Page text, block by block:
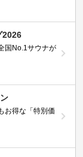
2026
国No.1サウナが
お得な「特別価